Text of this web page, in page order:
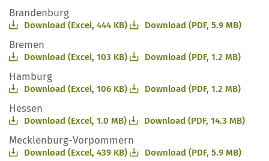
Brandenburg
Download (Excel, 444 KB) Download (PDF, 5.9 MB)
Bremen
Download (Excel, 103 KB) Download (PDF, 1.2 MB)
Hamburg
Download (Excel, 106 KB) Download (PDF, 1.2 MB)
Hessen
Download (Excel, 1.0 MB) Download (PDF, 14.3 MB)
Mecklenburg-Vorpommern
Download (Excel, 439 KB) Download (PDF, 5.9 MB)